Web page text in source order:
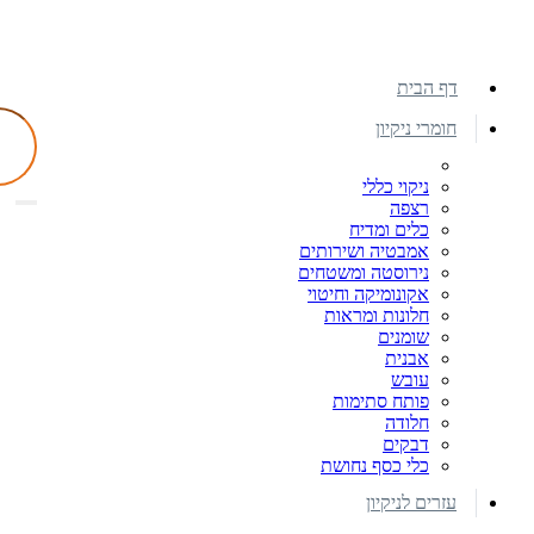
דף הבית
חומרי ניקיון
ניקוי כללי
רצפה
כלים ומדיח
אמבטיה ושירותים
נירוסטה ומשטחים
אקונומיקה וחיטוי
חלונות ומראות
שומנים
אבנית
עובש
פותח סתימות
חלודה
דבקים
כלי כסף נחושת
עזרים לניקיון